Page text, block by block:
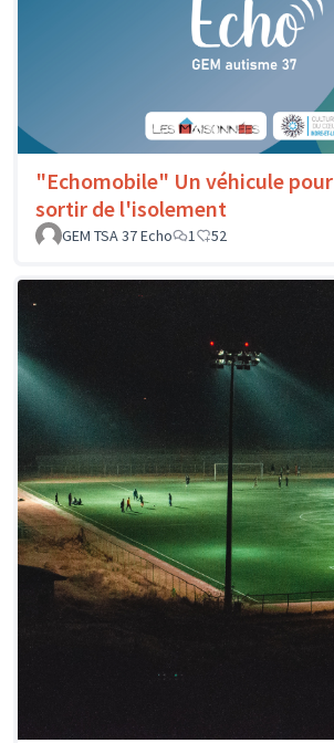
"Echomobile" Un véhicule pour
sortir de l'isolement
GEM TSA 37 Echo
1 52